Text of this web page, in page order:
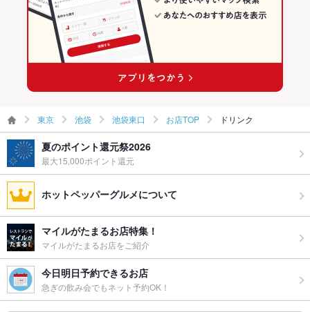
東京 池袋 池袋東口 お店TOP ドリンク
夏のポイント還元祭2026
最大15,000ポイント還元
ホットペッパーグルメについて
マイルがたまるお店特集！
マイルがたまるお店をご紹介
今日明日予約できるお店
急ぎの飲み会でもネット予約OK！